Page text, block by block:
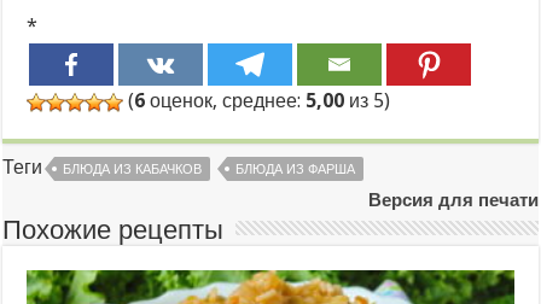
*
(6 оценок, среднее: 5,00 из 5)
Теги БЛЮДА ИЗ КАБАЧКОВ БЛЮДА ИЗ ФАРША
Версия для печати
Похожие рецепты